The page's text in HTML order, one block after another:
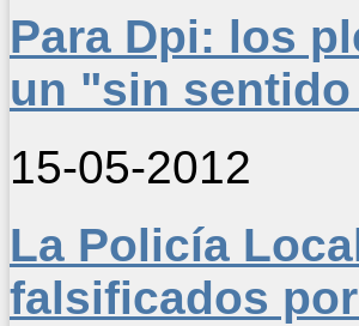
Para Dpi: los
un "sin
15-05-2012
La Policía
falsificados